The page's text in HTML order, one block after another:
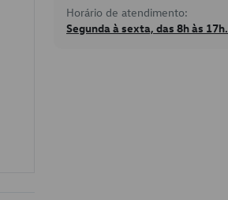
Horário de atendimento:
Segunda à sexta, das 8h às 17h.